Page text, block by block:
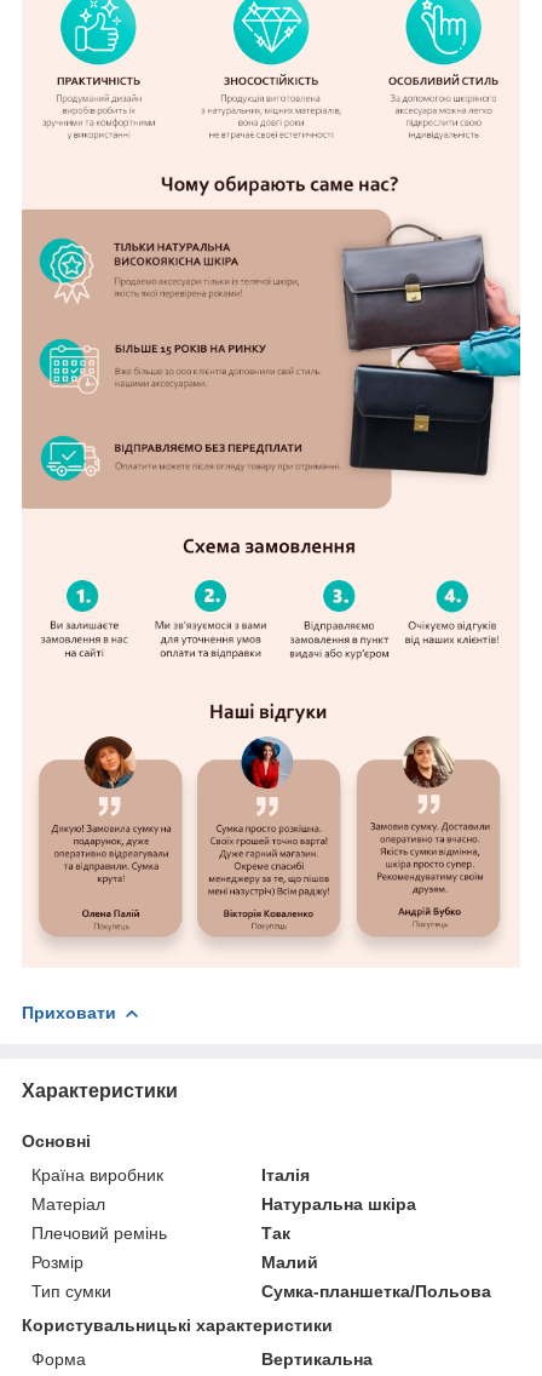
Приховати
Характеристики
Основні
Країна виробник
Італія
Матеріал
Натуральна шкіра
Плечовий ремінь
Так
Розмір
Малий
Тип сумки
Сумка-планшетка/Польова
Користувальницькі характеристики
Форма
Вертикальна